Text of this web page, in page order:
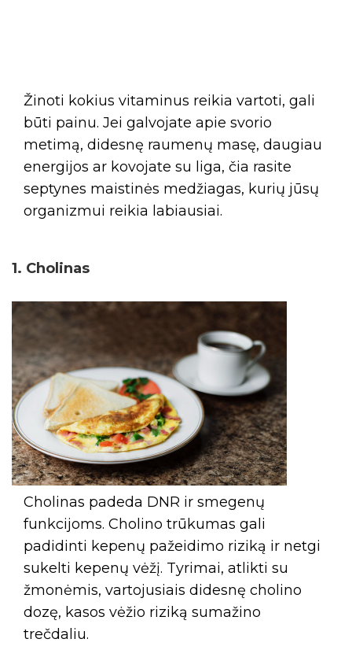
Žinoti kokius vitaminus reikia vartoti, gali
būti painu. Jei galvojate apie svorio
metimą, didesnę raumenų masę, daugiau
energijos ar kovojate su liga, čia rasite
septynes maistinės medžiagas, kurių jūsų
organizmui reikia labiausiai.
1. Cholinas
Cholinas padeda DNR ir smegenų
funkcijoms. Cholino trūkumas gali
padidinti kepenų pažeidimo riziką ir netgi
sukelti kepenų vėžį. Tyrimai, atlikti su
žmonėmis, vartojusiais didesnę cholino
dozę, kasos vėžio riziką sumažino
trečdaliu.